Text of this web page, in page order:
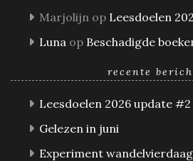
Marjolijn op Leesdoelen
Luna op Beschadigde
recente
Leesdoelen 2026 update #2
Gelezen in juni
Experiment